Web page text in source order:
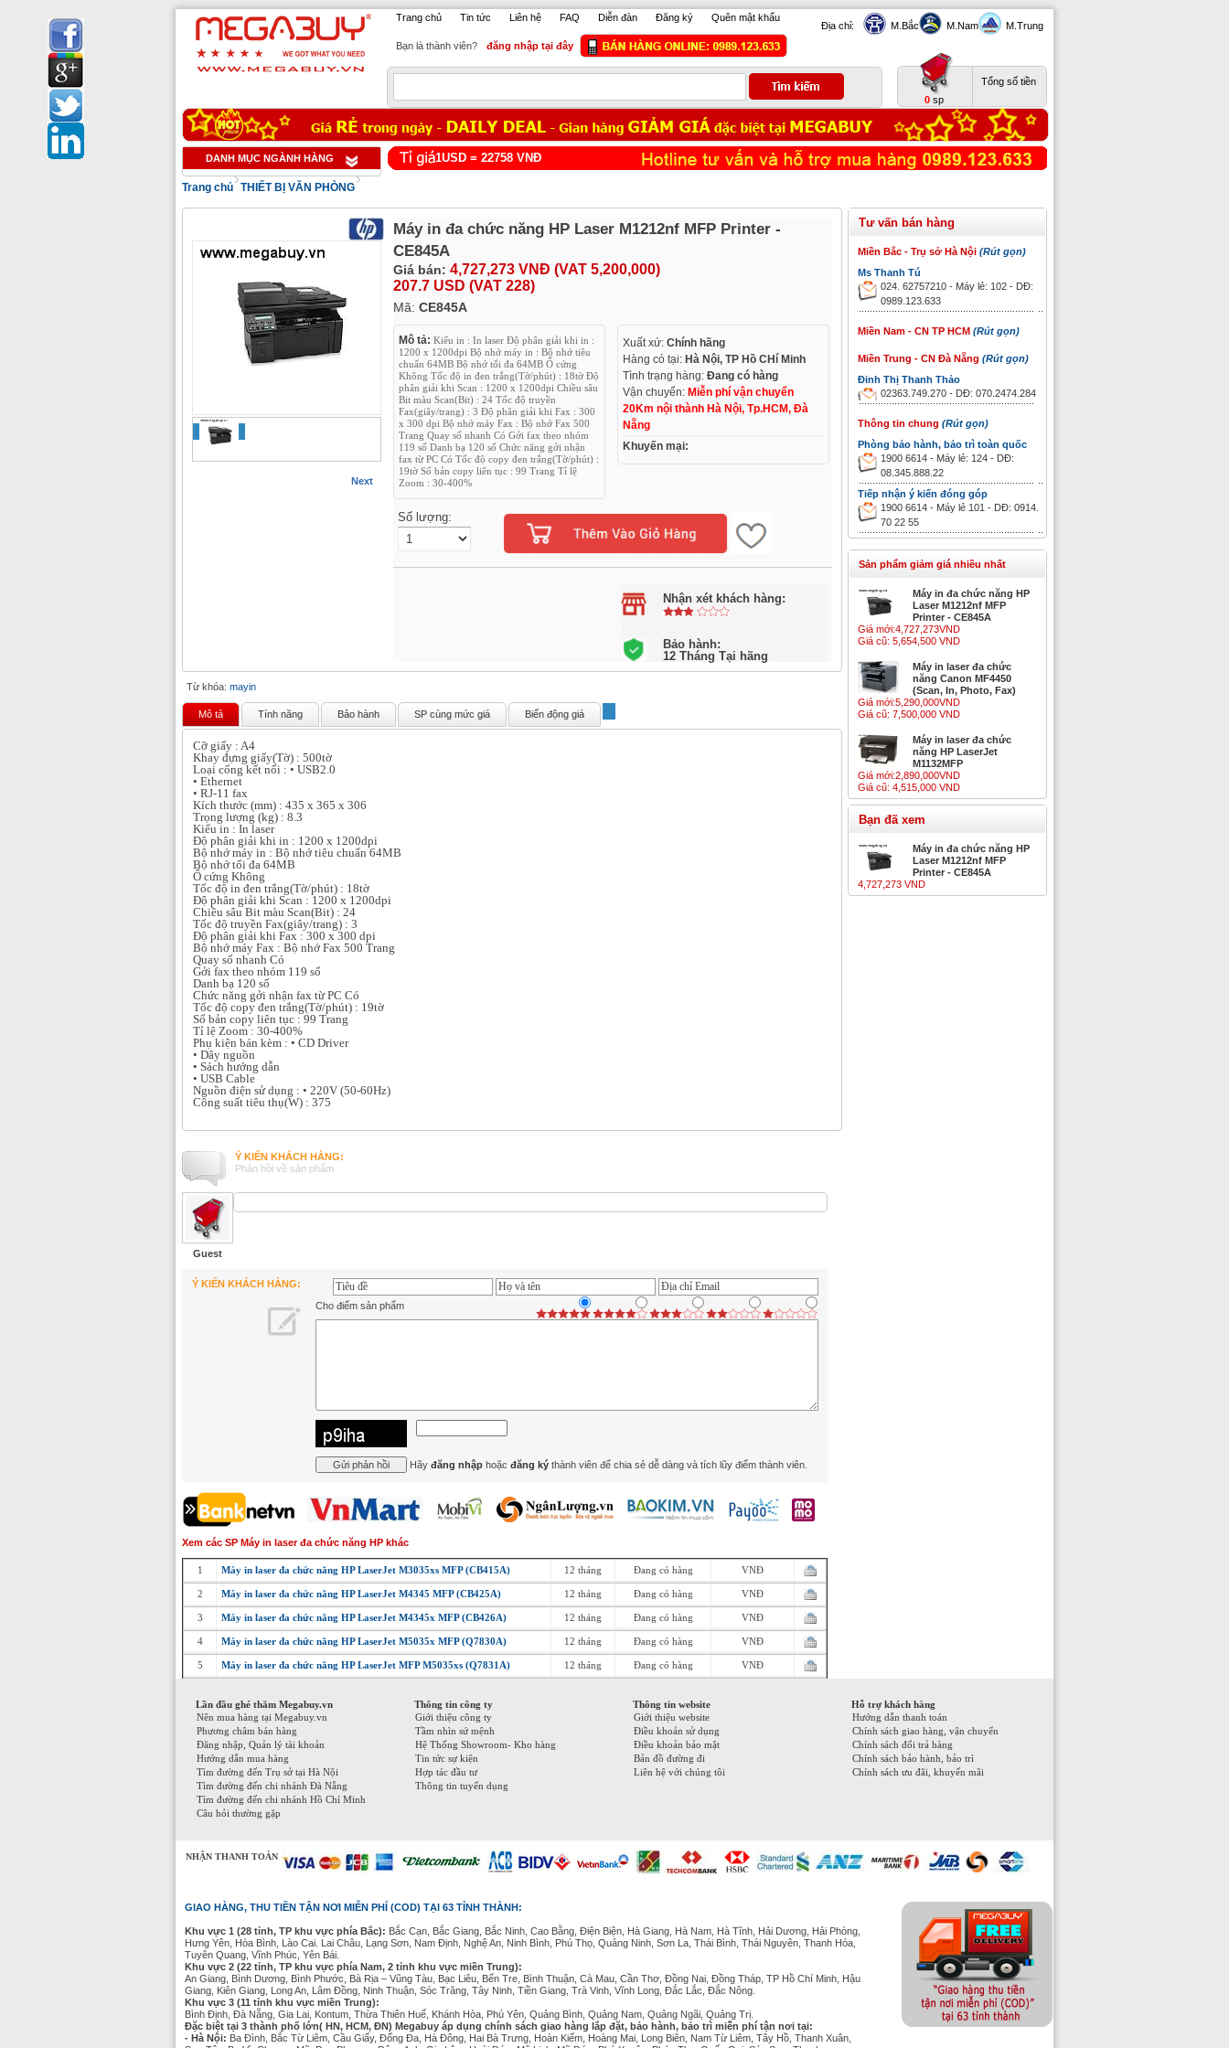
Trang chủ Tin tức Liên hệ FAQ Diễn đàn Đăng ký Quên mật khẩu
Địa chỉ: M.Bắc M.Nam
M.Trung
Bạn là thành viên?
đăng nhập tại đây
0 sp
Tổng số tiền
DANH MỤC NGÀNH HÀNG 1USD = 22758 VNĐ
Trang chủ THIẾT BỊ VĂN PHÒNG
Next
Máy in đa chức năng HP Laser M1212nf MFP Printer -
CE845A
Giá bán: 4,727,273 VNĐ (VAT 5,200,000)
207.7 USD (VAT 228)
Mã: CE845A
Mô tả: Kiểu in : In laser Độ phân giải khi in :
1200 x 1200dpi Bộ nhớ máy in : Bộ nhớ tiêu
chuẩn 64MB Bộ nhớ tối đa 64MB Ổ cứng
Không Tốc độ in đen trắng(Tờ/phút) : 18tờ Độ
phân giải khi Scan : 1200 x 1200dpi Chiều sâu
Bit màu Scan(Bit) : 24 Tốc độ truyền
Fax(giây/trang) : 3 Độ phân giải khi Fax : 300
x 300 dpi Bộ nhớ máy Fax : Bộ nhớ Fax 500
Trang Quay số nhanh Có Gởi fax theo nhóm
119 số Danh bạ 120 số Chức năng gởi nhận
fax từ PC Có Tốc độ copy đen trắng(Tờ/phút) :
19tờ Số bản copy liên tục : 99 Trang Tỉ lệ
Zoom : 30-400%
Xuất xứ: Chính hãng
Hàng có tại: Hà Nội, TP Hồ CHí Minh
Tình trạng hàng: Đang có hàng
Vận chuyển: Miễn phí vận chuyển
20Km nội thành Hà Nội, Tp.HCM, Đà
Nẵng
Khuyến mại:
Số lượng:
Nhận xét khách hàng:
Bảo hành:
12 Tháng Tại hãng
Từ khóa: mayin
Mô tả Tính năng Bảo hành SP cùng mức giá Biến động giá
Cỡ giấy : A4
Khay đựng giấy(Tờ) : 500tờ
Loại cổng kết nối : • USB2.0
• Ethernet
• RJ-11 fax
Kích thước (mm) : 435 x 365 x 306
Trọng lượng (kg) : 8.3
Kiểu in : In laser
Độ phân giải khi in : 1200 x 1200dpi
Bộ nhớ máy in : Bộ nhớ tiêu chuẩn 64MB
Bộ nhớ tối đa 64MB
Ổ cứng Không
Tốc độ in đen trắng(Tờ/phút) : 18tờ
Độ phân giải khi Scan : 1200 x 1200dpi
Chiều sâu Bit màu Scan(Bit) : 24
Tốc độ truyền Fax(giây/trang) : 3
Độ phân giải khi Fax : 300 x 300 dpi
Bộ nhớ máy Fax : Bộ nhớ Fax 500 Trang
Quay số nhanh Có
Gởi fax theo nhóm 119 số
Danh bạ 120 số
Chức năng gởi nhận fax từ PC Có
Tốc độ copy đen trắng(Tờ/phút) : 19tờ
Số bản copy liên tục : 99 Trang
Tỉ lệ Zoom : 30-400%
Phụ kiện bán kèm : • CD Driver
• Dây nguồn
• Sách hướng dẫn
• USB Cable
Nguồn điện sử dụng : • 220V (50-60Hz)
Công suất tiêu thụ(W) : 375
Ý KIẾN KHÁCH HÀNG:
Phản hồi về sản phẩm
Guest
Ý KIẾN KHÁCH HÀNG:
Cho điểm sản phẩm
Hãy đăng nhập hoặc đăng ký thành viên để chia sẻ dễ dàng và tích lũy điểm thành viên.
Xem các SP Máy in laser đa chức năng HP khác
1 Máy in laser đa chức năng HP LaserJet M3035xs MFP (CB415A) 12 tháng Đang có hàng VNĐ
2 Máy in laser đa chức năng HP LaserJet M4345 MFP (CB425A) 12 tháng Đang có hàng VNĐ
3 Máy in laser đa chức năng HP LaserJet M4345x MFP (CB426A) 12 tháng Đang có hàng VNĐ
4 Máy in laser đa chức năng HP LaserJet M5035x MFP (Q7830A) 12 tháng Đang có hàng VNĐ
5 Máy in laser đa chức năng HP LaserJet MFP M5035xs (Q7831A) 12 tháng Đang có hàng VNĐ
Tư vấn bán hàng
Miền Bắc - Trụ sở Hà Nội (Rút gọn)
Ms Thanh Tú
024. 62757210 - Máy lẻ: 102 - DĐ:
0989.123.633
Miền Nam - CN TP HCM (Rút gọn)
Miền Trung - CN Đà Nẵng (Rút gọn)
Đinh Thị Thanh Thảo
02363.749.270 - DĐ: 070.2474.284
Thông tin chung (Rút gọn)
Phòng bảo hành, bảo trì toàn quốc
1900 6614 - Máy lẻ: 124 - DĐ:
08.345.888.22
Tiếp nhận ý kiến đóng góp
1900 6614 - Máy lẻ 101 - DĐ: 0914.
70 22 55
Sản phẩm giảm giá nhiều nhất
Máy in đa chức năng HP
Laser M1212nf MFP
Printer - CE845A
Giá mới:4,727,273VND
Giá cũ: 5,654,500 VND
Máy in laser đa chức
năng Canon MF4450
(Scan, In, Photo, Fax)
Giá mới:5,290,000VND
Giá cũ: 7,500,000 VND
Máy in laser đa chức
năng HP LaserJet
M1132MFP
Giá mới:2,890,000VND
Giá cũ: 4,515,000 VND
Bạn đã xem
Máy in đa chức năng HP
Laser M1212nf MFP
Printer - CE845A
4,727,273 VND
Lần đầu ghé thăm Megabuy.vn
Nên mua hàng tại Megabuy.vn
Phương châm bán hàng
Đăng nhập, Quản lý tài khoản
Hướng dẫn mua hàng
Tìm đường đến Trụ sở tại Hà Nội
Tìm đường đến chi nhánh Đà Nẵng
Tìm đường đến chi nhánh Hồ Chí Minh
Câu hỏi thường gặp
Thông tin công ty
Giới thiệu công ty
Tầm nhìn sứ mệnh
Hệ Thống Showroom- Kho hàng
Tin tức sự kiện
Hợp tác đầu tư
Thông tin tuyển dụng
Thông tin website
Giới thiệu website
Điều khoản sử dụng
Điều khoản bảo mật
Bản đồ đường đi
Liên hệ với chúng tôi
Hỗ trợ khách hàng
Hướng dẫn thanh toán
Chính sách giao hàng, vận chuyển
Chính sách đổi trả hàng
Chính sách bảo hành, bảo trì
Chính sách ưu đãi, khuyến mãi
NHẬN THANH TOÁN
GIAO HÀNG, THU TIỀN TẬN NƠI MIỄN PHÍ (COD) TẠI 63 TỈNH THÀNH:
Khu vực 1 (28 tỉnh, TP khu vực phía Bắc): Bắc Cạn, Bắc Giang, Bắc Ninh, Cao Bằng, Điện Biện, Hà Giang, Hà Nam, Hà Tĩnh, Hải Dương, Hải Phòng,
Hưng Yên, Hòa Bình, Lào Cai. Lai Châu, Lạng Sơn, Nam Định, Nghệ An, Ninh Bình, Phú Thọ, Quảng Ninh, Sơn La, Thái Bình, Thái Nguyên, Thanh Hóa,
Tuyên Quang, Vĩnh Phúc, Yên Bái.
Khu vực 2 (22 tỉnh, TP khu vực phía Nam, 2 tỉnh khu vực miền Trung):
An Giang, Bình Dương, Bình Phước, Bà Rịa – Vũng Tàu, Bạc Liêu, Bến Tre, Bình Thuận, Cà Mau, Cần Thơ, Đồng Nai, Đồng Tháp, TP Hồ Chí Minh, Hậu
Giang, Kiên Giang, Long An, Lâm Đồng, Ninh Thuận, Sóc Trăng, Tây Ninh, Tiền Giang, Trà Vinh, Vĩnh Long, Đắc Lắc, Đắc Nông.
Khu vực 3 (11 tỉnh khu vực miền Trung):
Bình Định, Đà Nẵng, Gia Lai, Kontum, Thừa Thiên Huế, Khánh Hòa, Phú Yên, Quảng Bình, Quảng Nam, Quảng Ngãi, Quảng Trị.
Đặc biệt tại 3 thành phố lớn( HN, HCM, ĐN) Megabuy áp dụng chính sách giao hàng lắp đặt, bảo hành, bảo trì miễn phí tận nơi tại:
- Hà Nội: Ba Đình, Bắc Từ Liêm, Cầu Giấy, Đống Đa, Hà Đông, Hai Bà Trưng, Hoàn Kiếm, Hoàng Mai, Long Biên, Nam Từ Liêm, Tây Hồ, Thanh Xuân,